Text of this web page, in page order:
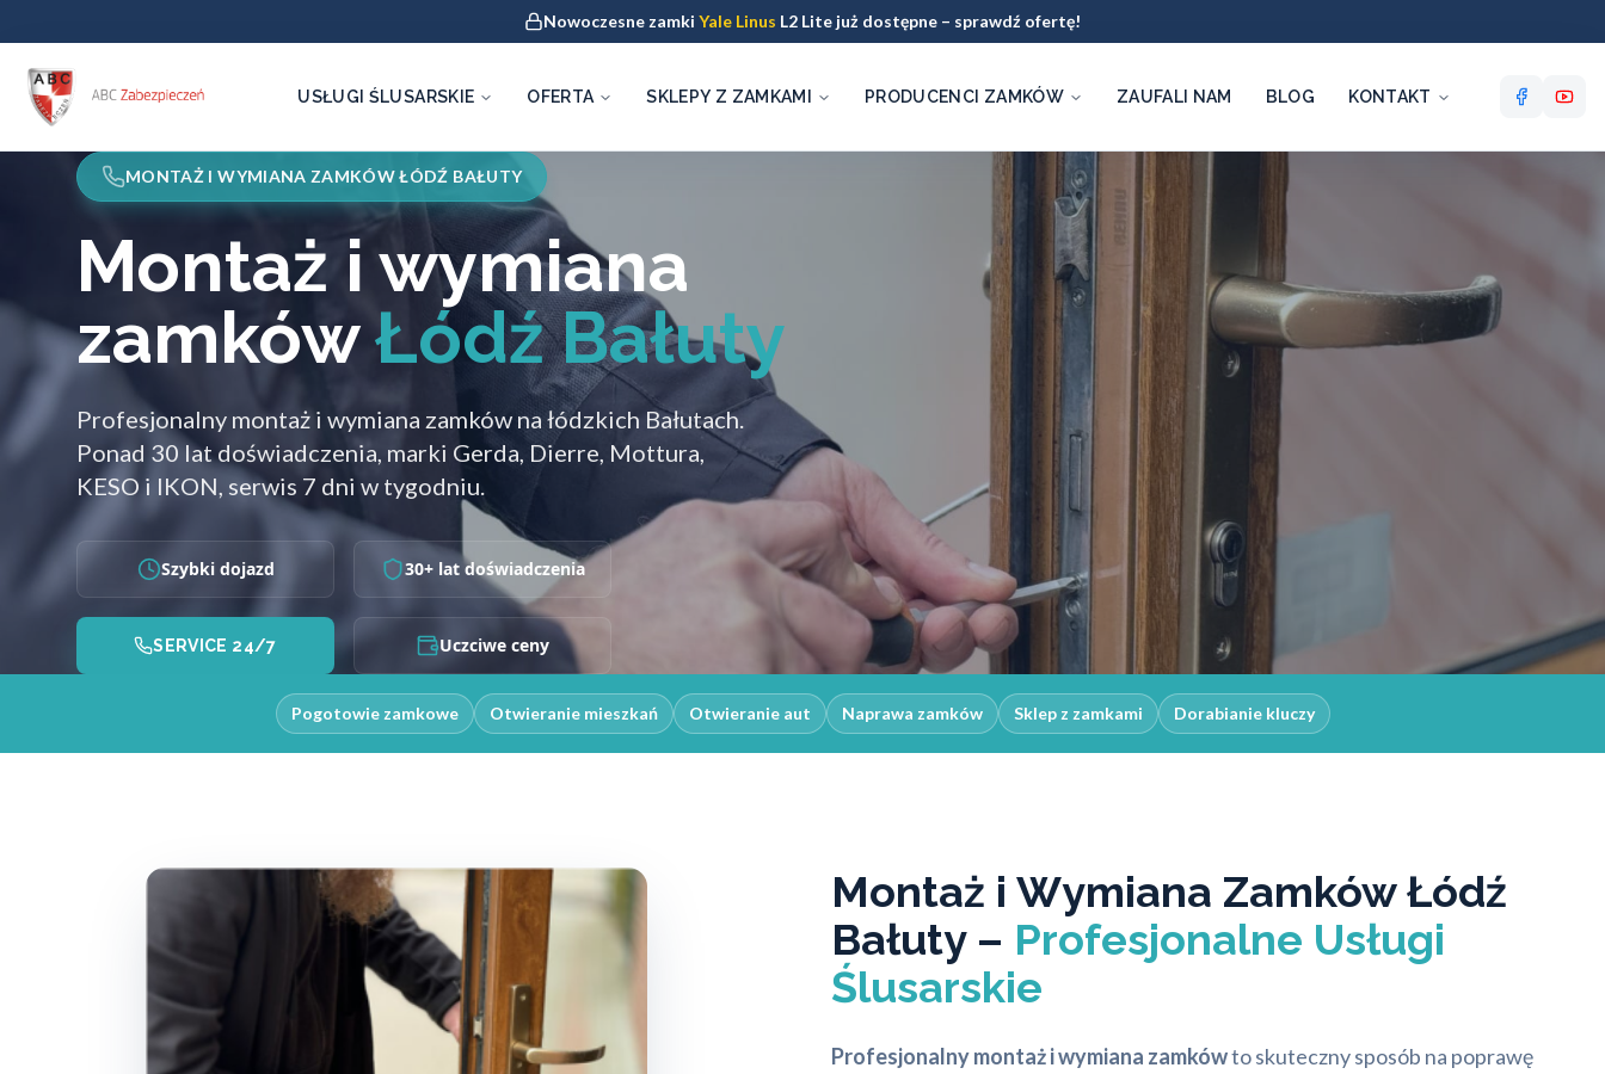
Nowoczesne zamki Yale Linus L2 Lite już dostępne – sprawdź ofertę!
USŁUGI ŚLUSARSKIE OFERTA SKLEPY Z ZAMKAMI PRODUCENCI ZAMKÓW ZAUFALI NAM BLOG KONTAKT
MONTAŻ I WYMIANA ZAMKÓW ŁÓDŹ BAŁUTY
Montaż i wymiana
zamkówŁódź Bałuty
Profesjonalny montaż i wymiana zamków na łódzkich Bałutach.
Ponad 30 lat doświadczenia, marki Gerda, Dierre, Mottura,
KESO i IKON, serwis 7 dni w tygodniu.
Szybki dojazd 30+ lat doświadczenia
SERVICE 24/7 Uczciwe ceny
Pogotowie zamkowe Otwieranie mieszkań Otwieranie aut Naprawa zamków Sklep z zamkami Dorabianie kluczy
Montaż i Wymiana Zamków Łódź
Bałuty – Profesjonalne Usługi
Ślusarskie
Profesjonalny montaż i wymiana zamkówto skuteczny sposób na poprawę